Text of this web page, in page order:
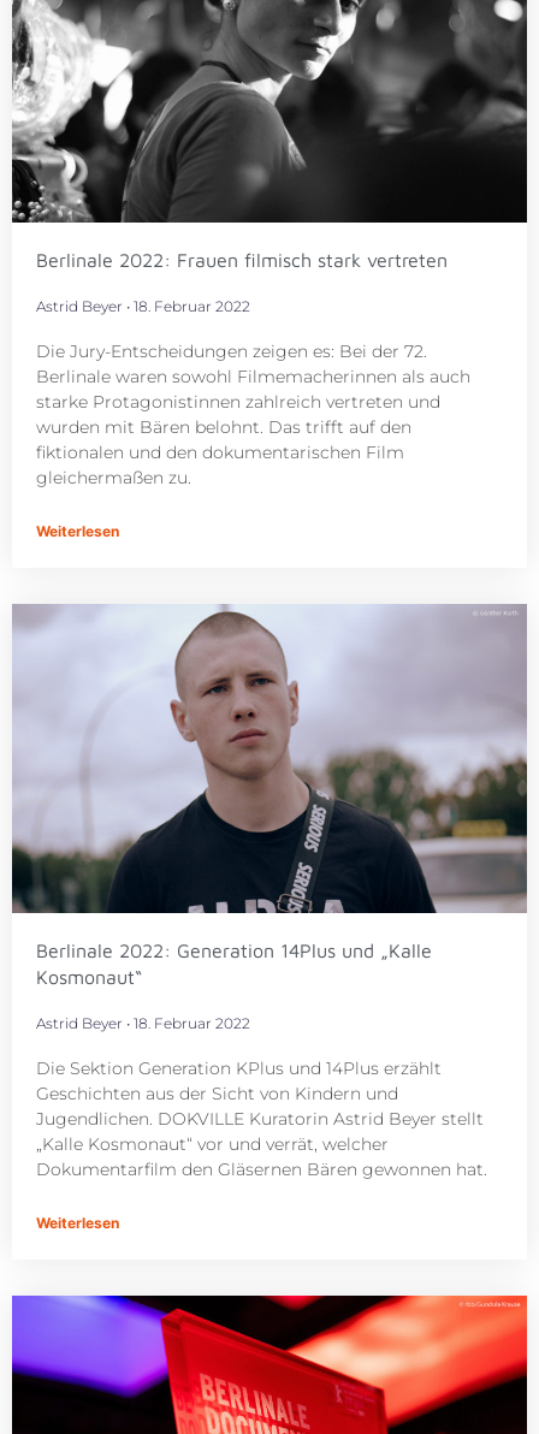
Berlinale 2022: Frauen filmisch stark vertreten
Astrid Beyer 18. Februar 2022
Die Jury-Entscheidungen zeigen es: Bei der 72.
Berlinale waren sowohl Filmemacherinnen als auch
starke Protagonistinnen zahlreich vertreten und
wurden mit Bären belohnt. Das trifft auf den
fiktionalen und den dokumentarischen Film
gleichermaßen zu.
Weiterlesen
Berlinale 2022: Generation 14Plus und „Kalle
Kosmonaut“
Astrid Beyer 18. Februar 2022
Die Sektion Generation KPlus und 14Plus erzählt
Geschichten aus der Sicht von Kindern und
Jugendlichen. DOKVILLE Kuratorin Astrid Beyer stellt
„Kalle Kosmonaut“ vor und verrät, welcher
Dokumentarfilm den Gläsernen Bären gewonnen hat.
Weiterlesen